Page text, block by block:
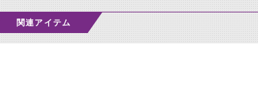
関連アイテム